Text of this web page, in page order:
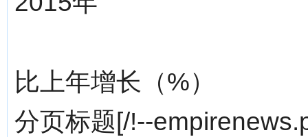
比上年增长（%）
分页标题[/!--